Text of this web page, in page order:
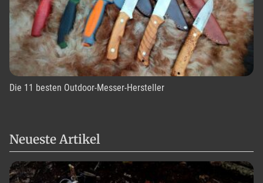
Die 11 besten Outdoor-Messer-Hersteller
Neueste Artikel